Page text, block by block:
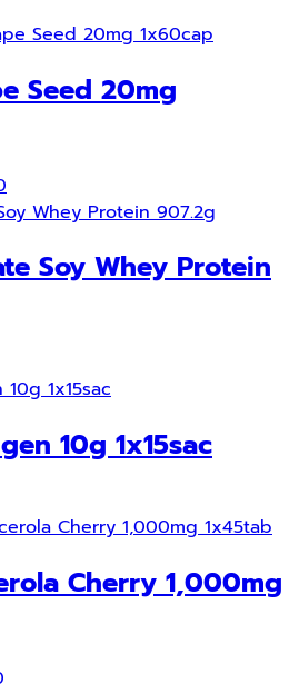
Seed 20mg
price
฿450.00.
Soy Whey Protein
10g 1x15sac
Cherry 1,000mg